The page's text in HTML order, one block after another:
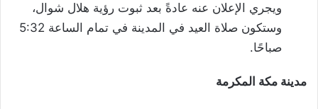
ويجري الإعلان عنه عادةً بعد ثبوت رؤية هلال شوال،
وستكون صلاة العيد في المدينة في تمام الساعة 5:32
صباحًا.
مدينة مكة المكرمة